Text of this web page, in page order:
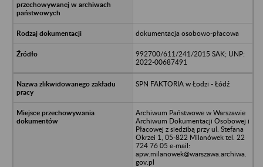
dokumentacja osobowo-płacowa
992700/611/241/2015 SAK; UNP:
2022-00687491
SPN FAKTORIA w Łodzi - Łódź
Archiwum Państwowe w Warszawie
Archiwum Dokumentacji Osobowej i
Płacowej z siedzibą przy ul. Stefana
Okrzei 1, 05-822 Milanówek tel. 22
724 76 05 e-mail:
apw.milanowek@warszawa.archiwa.
gov.pl